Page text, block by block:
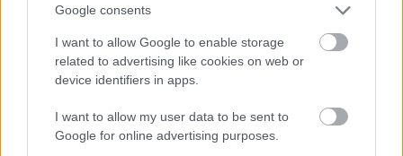
Google consents
I want to allow Google to enable storage
related to advertising like cookies on web or
device identifiers in apps.
I want to allow my user data to be sent to
Google for online advertising purposes.